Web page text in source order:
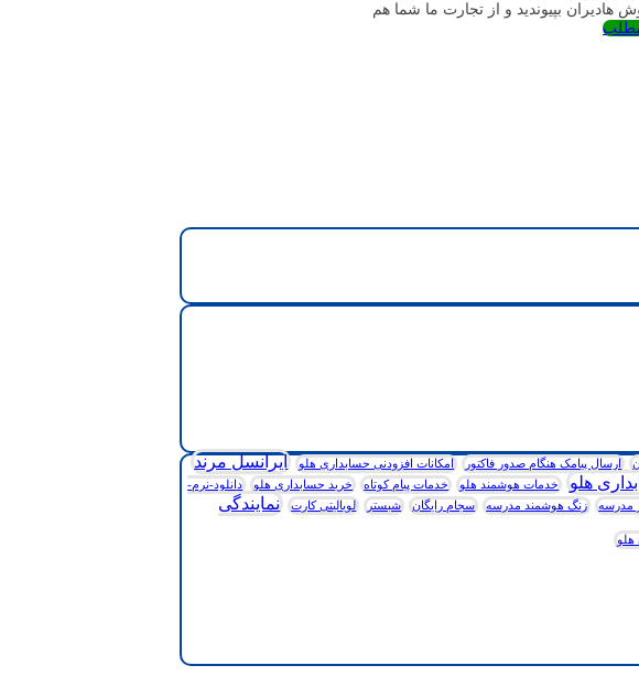
هادیران بپیوندید و از تجارت ما شما هم
ارسال پیامک هنگام صدور فاکتور امکانات افزودنی حسابداری هلو
ایرانسل مرند
هلو خدمات هوشمند هلو خدمات پیام کوتاه خرید حسابداری هلو
دانلود-نرم-
مدرسه زنگ هوشمند مدرسه سجام رایگان شبستر لویالیتی کارت
نمایندگی
هلو